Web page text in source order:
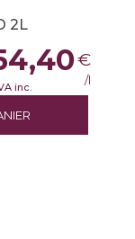
2L
€
inc. /l